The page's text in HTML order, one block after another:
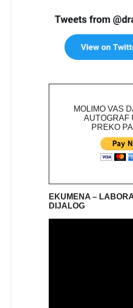
MOLIMO VAS
AUTOGRAF
PREKO
EKUMENA –
DIJALOG